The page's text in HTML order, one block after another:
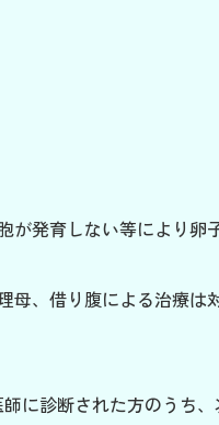
発育しない等により
、借り腹による治療は
に診断された方のうち、